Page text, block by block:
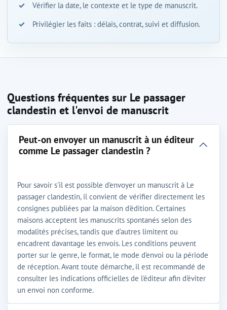
Vérifier la date, le contexte et le type de manuscrit.
Privilégier les faits : délais, contrat, suivi et diffusion.
Questions fréquentes sur Le passager
clandestin et l'envoi de manuscrit
Peut-on envoyer un manuscrit à un éditeur
comme Le passager clandestin ?
Pour savoir s'il est possible d'envoyer un manuscrit à Le
passager clandestin, il convient de vérifier directement les
consignes publiées par la maison d'édition. Certaines
maisons acceptent les manuscrits spontanés selon des
modalités précises, tandis que d'autres limitent ou
encadrent davantage les envois. Les conditions peuvent
porter sur le genre, le format, le mode d'envoi ou la période
de réception. Avant toute démarche, il est recommandé de
consulter les indications officielles de l'éditeur afin d'éviter
un envoi non conforme.